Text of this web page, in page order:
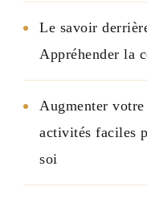
Le savoir
Appréhender la
Augmenter votre
activités faciles
soi